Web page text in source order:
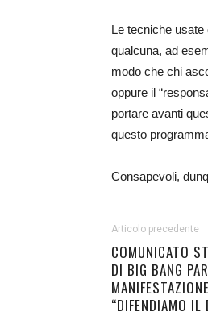
Le tecniche
qualcuna, ad
modo che chi
oppure il
portare avanti
questo
Consapevoli,
Articolo precedente
COMUNICATO
DI BIG BANG
“DIFENDIAMO